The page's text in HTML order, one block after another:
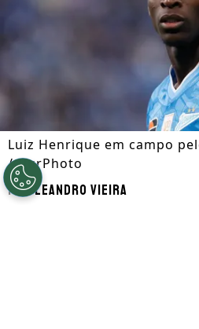
Luiz Henrique em campo
/ NurPhoto
PorLeandro Vieira